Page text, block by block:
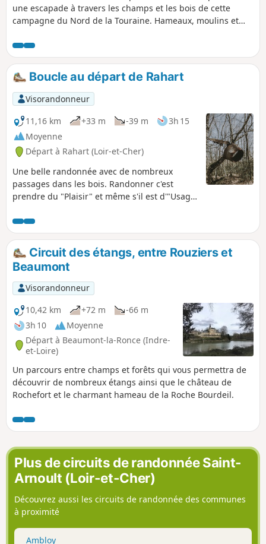
une escapade à travers les champs et les bois de cette
campagne du Nord de la Touraine. Hameaux, moulins et
et son château.
Boucle au départ de Rahart
Visorandonneur
11,16 km
+33 m -39 m
3h 15
Moyenne
Départ à Rahart (Loir-et-Cher)
Une belle randonnée avec de nombreux
passages dans les bois. Randonner c'est
prendre du "Plaisir" et même s'il est d'"Usage
aucun "Souci " vous arriverez toujours à
l'église.
Circuit des étangs, entre Rouziers et
Beaumont
Visorandonneur
10,42 km
+72 m
-66 m
3h 10
Moyenne
Départ à Beaumont-la-Ronce (Indre-
et-Loire)
Un parcours entre champs et forêts qui vous permettra de
découvrir de nombreux étangs ainsi que le château de
Rochefort et le charmant hameau de la Roche Bourdeil.
Plus de circuits de randonnée Saint-
Arnoult (Loir-et-Cher)
Découvrez aussi les circuits de randonnée des communes
à proximité
Ambloy